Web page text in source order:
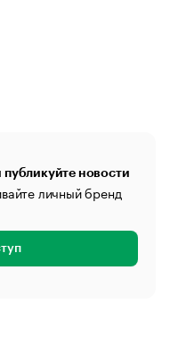
новости
личный бренд